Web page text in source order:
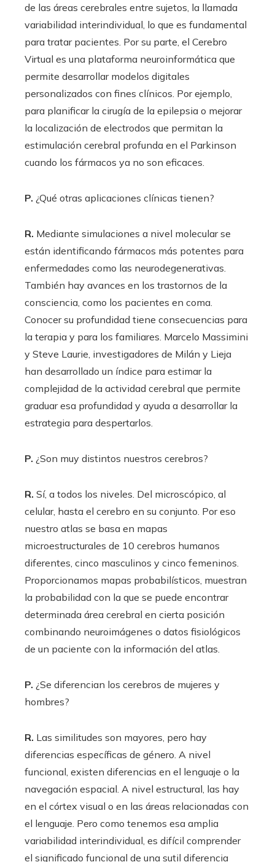
de las áreas cerebrales entre sujetos, la llamada
variabilidad interindividual, lo que es fundamental
para tratar pacientes. Por su parte, el Cerebro
Virtual es una plataforma neuroinformática que
permite desarrollar modelos digitales
personalizados con fines clínicos. Por ejemplo,
para planificar la cirugía de la epilepsia o mejorar
la localización de electrodos que permitan la
estimulación cerebral profunda en el Parkinson
cuando los fármacos ya no son eficaces.
P. ¿Qué otras aplicaciones clínicas tienen?
R. Mediante simulaciones a nivel molecular se
están identificando fármacos más potentes para
enfermedades como las neurodegenerativas.
También hay avances en los trastornos de la
consciencia, como los pacientes en coma.
Conocer su profundidad tiene consecuencias para
la terapia y para los familiares. Marcelo Massimini
y Steve Laurie, investigadores de Milán y Lieja
han desarrollado un índice para estimar la
complejidad de la actividad cerebral que permite
graduar esa profundidad y ayuda a desarrollar la
estrategia para despertarlos.
P. ¿Son muy distintos nuestros cerebros?
R. Sí, a todos los niveles. Del microscópico, al
celular, hasta el cerebro en su conjunto. Por eso
nuestro atlas se basa en mapas
microestructurales de 10 cerebros humanos
diferentes, cinco masculinos y cinco femeninos.
Proporcionamos mapas probabilísticos, muestran
la probabilidad con la que se puede encontrar
determinada área cerebral en cierta posición
combinando neuroimágenes o datos fisiológicos
de un paciente con la información del atlas.
P. ¿Se diferencian los cerebros de mujeres y
hombres?
R. Las similitudes son mayores, pero hay
diferencias específicas de género. A nivel
funcional, existen diferencias en el lenguaje o la
navegación espacial. A nivel estructural, las hay
en el córtex visual o en las áreas relacionadas con
el lenguaje. Pero como tenemos esa amplia
variabilidad interindividual, es difícil comprender
el significado funcional de una sutil diferencia